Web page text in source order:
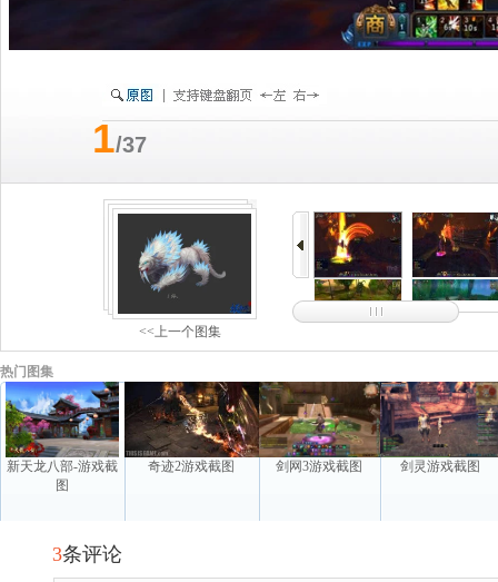
1/37
<<上一个图集
热门图集
新天龙八部-游戏截
图
奇迹2游戏截图 剑网3游戏截图 剑灵游戏截图
3条评论